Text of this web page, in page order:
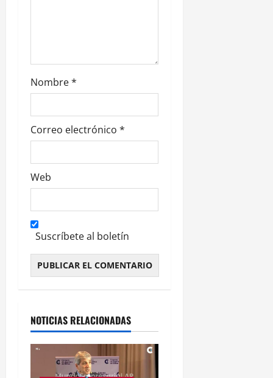
a
d
a
s
Nombre*
Correo electrónico *
Web
Suscríbete al boletín
NOTICIAS RELACIONADAS